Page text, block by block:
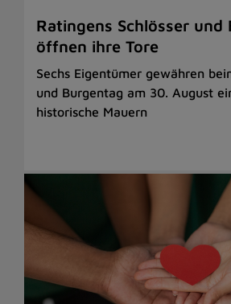
Ratingens Schlösser und
öffnen ihre Tore
Sechs Eigentümer gewähren
und Burgentag am 30. August
historische Mauern